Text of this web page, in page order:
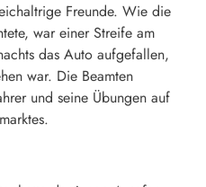
Freunde. Wie die
war einer Streife am
das Auto aufgefallen,
war. Die Beamten
und seine Übungen auf